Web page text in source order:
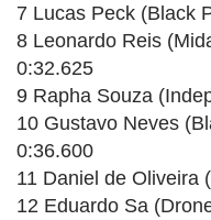
7 Lucas Peck (Black
8 Leonardo Reis
0:32.625
9 Rapha Souza
10 Gustavo Neves
0:36.600
11 Daniel de Oliveira
12 Eduardo Sa